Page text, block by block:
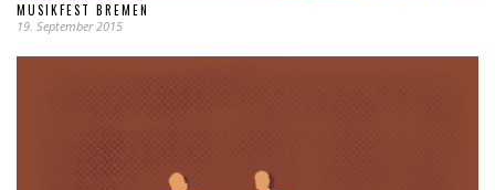
MUSIKFEST BREMEN
19. September 2015